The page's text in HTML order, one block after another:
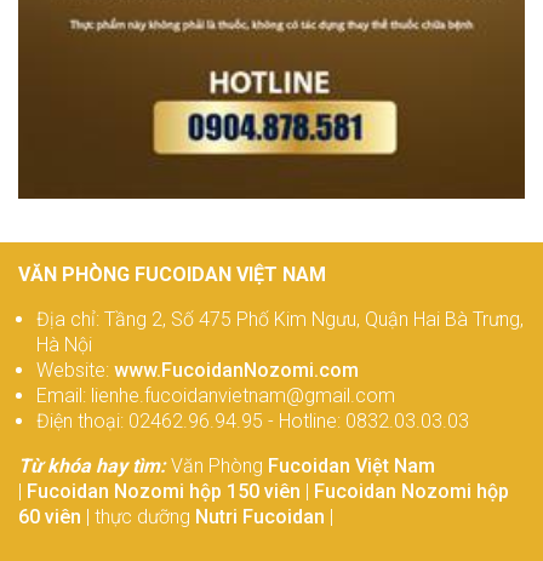
VĂN PHÒNG FUCOIDAN VIỆT NAM
Địa chỉ: Tầng 2, Số 475 Phố Kim Ngưu, Quận Hai Bà Trưng,
Hà Nội
Website: www.FucoidanNozomi.com
Email: lienhe.fucoidanvietnam@gmail.com
Điện thoại: 02462.96.94.95 - Hotline: 0832.03.03.03
Từ khóa hay tìm:Văn Phòng Fucoidan Việt Nam
| Fucoidan Nozomi hộp 150 viên | Fucoidan Nozomi hộp
60 viên | thực dưỡng Nutri Fucoidan |